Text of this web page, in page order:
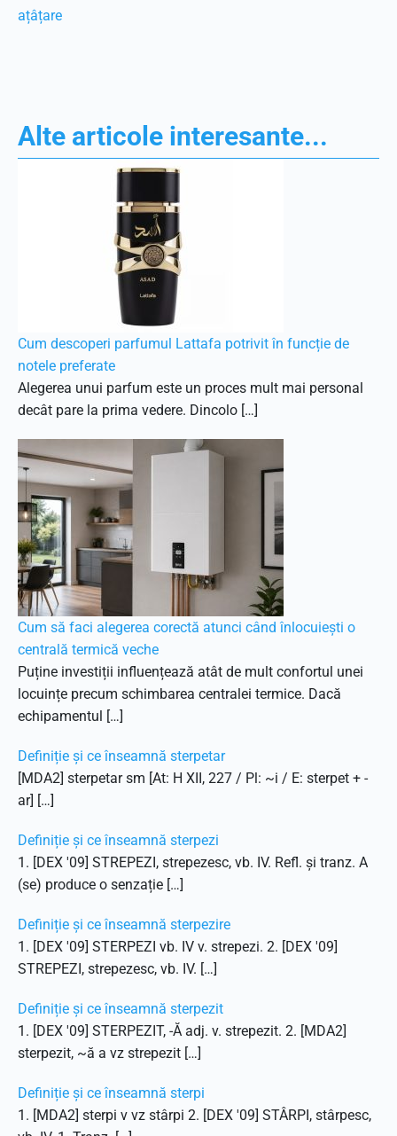
ațâțare
Alte articole interesante...
Cum descoperi parfumul Lattafa potrivit în funcție de
notele preferate
Alegerea unui parfum este un proces mult mai personal
decât pare la prima vedere. Dincolo […]
Cum să faci alegerea corectă atunci când înlocuiești o
centrală termică veche
Puține investiții influențează atât de mult confortul unei
locuințe precum schimbarea centralei termice. Dacă
echipamentul […]
Definiție și ce înseamnă sterpetar
[MDA2] sterpetar sm [At: H XII, 227 / Pl: ~i / E: sterpet + -
ar] […]
Definiție și ce înseamnă sterpezi
1. [DEX '09] STREPEZI, strepezesc, vb. IV. Refl. și tranz. A
(se) produce o senzație […]
Definiție și ce înseamnă sterpezire
1. [DEX '09] STERPEZI vb. IV v. strepezi. 2. [DEX '09]
STREPEZI, strepezesc, vb. IV. […]
Definiție și ce înseamnă sterpezit
1. [DEX '09] STERPEZIT, -Ă adj. v. strepezit. 2. [MDA2]
sterpezit, ~ă a vz strepezit […]
Definiție și ce înseamnă sterpi
1. [MDA2] sterpi v vz stârpi 2. [DEX '09] STÂRPI, stârpesc,